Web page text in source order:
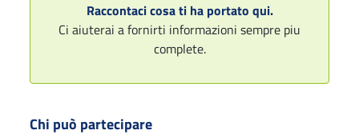
Raccontaci cosa ti ha portato qui.
Ci aiuterai a fornirti informazioni sempre piu
complete.
Chi può partecipare